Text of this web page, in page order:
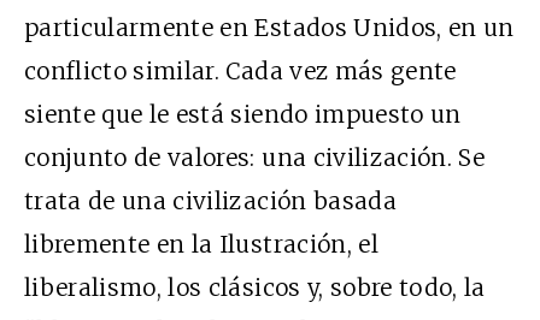
particularmente en Estados Unidos, en un
conflicto similar. Cada vez más gente
siente que le está siendo impuesto un
conjunto de valores: una civilización. Se
trata de una civilización basada
libremente en la Ilustración, el
liberalismo, los clásicos y, sobre todo, la